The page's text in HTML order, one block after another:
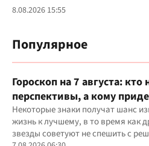
8.08.2026 15:55
Популярное
Гороскоп на 7 августа:
перспективы, а кому
приоритеты
Некоторые знаки получат шанс
жизнь к лучшему, в то время как
звезды советуют не спешить с